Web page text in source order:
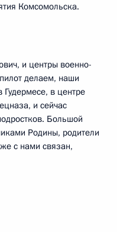
Комсомольска.
и центры военно-
делаем, наши
Гудермесе, в центре
и сейчас
Большой
Родины, родители
с нами связан,